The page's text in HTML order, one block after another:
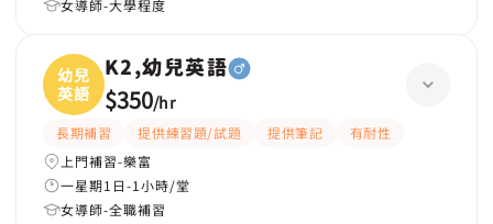
女導師-大學程度
幼兒
英語
K2,幼兒英語
$350/hr
長期補習 提供練習題/試題 提供筆記
有耐性
上門補習-樂富
一星期1日-1小時/堂
女導師-全職補習